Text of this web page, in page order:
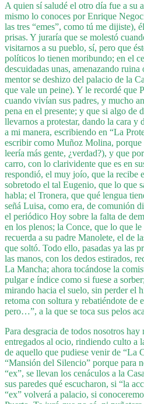
A quien sí saludé el otro día fue a su
mismo lo conoces por Enrique
las tres “emes”, como tú me dijiste),
prisas. Y juraría que se molestó
visitarnos a su pueblo, sí, pero que
políticos lo tienen moribundo; en el
descuidadas unas, amenazando ruina
mentor se deshizo del palacio de la
que vale un peine). Y le recordé que
cuando vivían sus padres, y mucho
pena en el presente; y que si algo de
llevarnos a protestar, dando la cara y
a mi manera, escribiendo en “La
escribir como Muñoz Molina,
leería más gente, ¿verdad?), y que
carro, con lo clarividente que es en
respondió, el muy joío, que la recibe
sobretodo el tal Eugenio, que lo que
habla; el Tronera, que qué lengua
señá Luisa, como era, de comunión
el periódico Hoy sobre la falta de
en los plenos; la Conce, que lo que
recuerda a su padre Manolete, el de
que soltó. Todo ello, pasadas ya las
las manos, con los dedos estirados,
La Mancha; ahora tocándose la
pulgar e índice como si fuese a
mirando hacia el suelo, sin perder el
retoma con soltura y rebatiéndote de
pero…”, a la que se toca sus pelos
Para desgracia de todos nosotros
entregados al ocio, rindiendo culto a
de aquello que pudiese venir de “La
“Mansión del Silencio” porque para
“ex”, se llevan los cenáculos a la
sus paredes qué escucharon, si “la
“ex” volverá a palacio, si